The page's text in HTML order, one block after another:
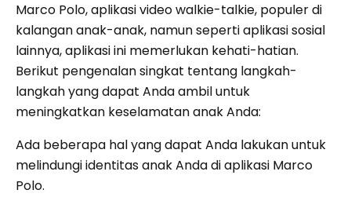
Marco Polo, aplikasi video walkie-talkie, populer di
kalangan anak-anak, namun seperti aplikasi sosial
lainnya, aplikasi ini memerlukan kehati-hatian.
Berikut pengenalan singkat tentang langkah-
langkah yang dapat Anda ambil untuk
meningkatkan keselamatan anak Anda:
Ada beberapa hal yang dapat Anda lakukan untuk
melindungi identitas anak Anda di aplikasi Marco
Polo.